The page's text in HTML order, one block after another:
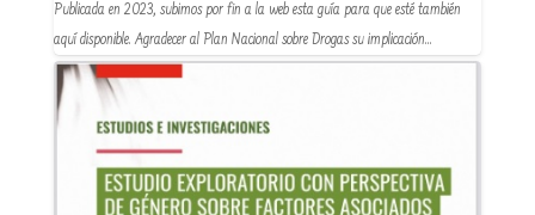
Publicada en 2023, subimos por fin a la web esta guía para que esté también
aquí disponible. Agradecer al Plan Nacional sobre Drogas su implicación…